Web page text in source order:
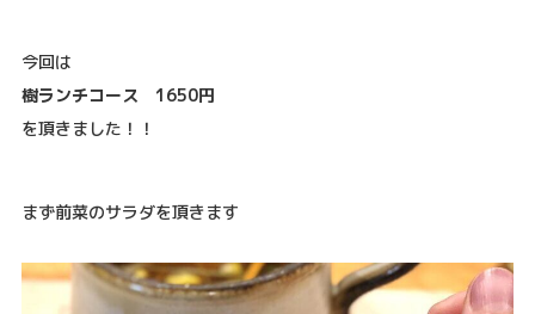
今回は
樹ランチコース 1650円
を頂きました！！
まず前菜のサラダを頂きます